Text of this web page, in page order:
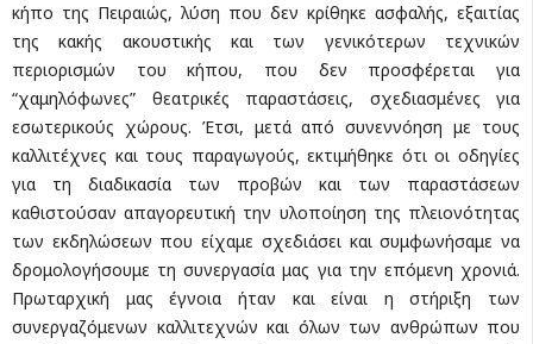
κήπο της Πειραιώς, λύση που δεν κρίθηκε ασφαλής, εξαιτίας
της κακής ακουστικής και των γενικότερων τεχνικών
περιορισμών του κήπου, που δεν προσφέρεται για
“χαμηλόφωνες” θεατρικές παραστάσεις, σχεδιασμένες για
εσωτερικούς χώρους. Έτσι, μετά από συνεννόηση με τους
καλλιτέχνες και τους παραγωγούς, εκτιμήθηκε ότι οι οδηγίες
για τη διαδικασία των προβών και των παραστάσεων
καθιστούσαν απαγορευτική την υλοποίηση της πλειονότητας
των εκδηλώσεων που είχαμε σχεδιάσει και συμφωνήσαμε να
δρομολογήσουμε τη συνεργασία μας για την επόμενη χρονιά.
Πρωταρχική μας έγνοια ήταν και είναι η στήριξη των
συνεργαζόμενων καλλιτεχνών και όλων των ανθρώπων που